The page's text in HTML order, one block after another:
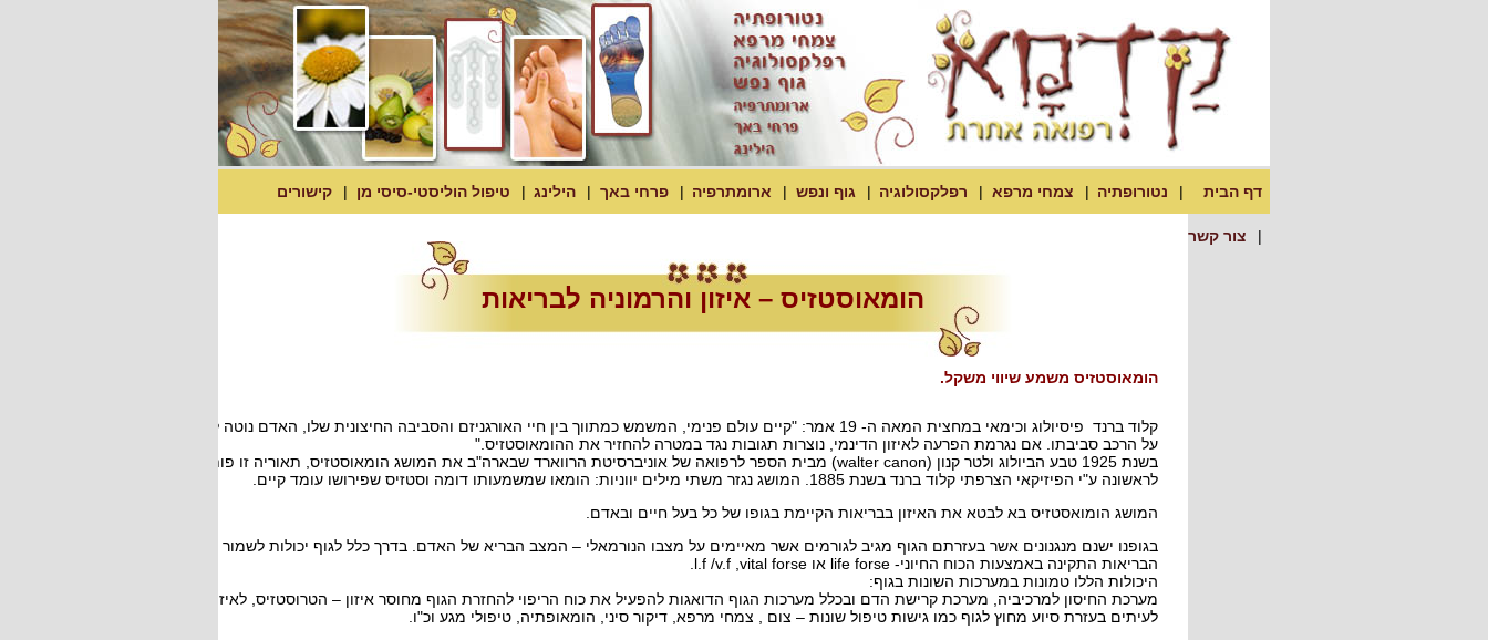
דף הבית נטורופתיה צמחי מרפא רפלקסולוגיה גוף ונפש ארומתרפיה פרחי באך הילינג טיפול הוליסטי-סיסי מן קישורים
צור קשר
הומאוסטזיס – איזון והרמוניה לבריאות
הומאוסטזיס משמע שיווי משקל.
קלוד ברנד פיסיולוג וכימאי במחצית המאה ה- 19 אמר: "קיים עולם פנימי, המשמש כמתווך בין חיי האורגניזם והסביבה החיצונית שלו, האדם נוטה לשמור
על הרכב סביבתו. אם נגרמת הפרעה לאיזון הדינמי, נוצרות תגובות נגד במטרה להחזיר את ההומאוסטזיס."
בשנת 1925 טבע הביולוג ולטר קנון (walter canon) מבית הספר לרפואה של אוניברסיטת הרווארד שבארה"ב את המושג הומאוסטזיס, תאוריה זו פותחה
לראשונה ע"י הפיזיקאי הצרפתי קלוד ברנד בשנת 1885. המושג נגזר משתי מילים יווניות: הומאו שמשמעותו דומה וסטזיס שפירושו עומד קיים.
המושג הומואסטזיס בא לבטא את האיזון בבריאות הקיימת בגופו של כל בעל חיים ובאדם.
בגופנו ישנם מנגנונים אשר בעזרתם הגוף מגיב לגורמים אשר מאיימים על מצבו הנורמאלי – המצב הבריא של האדם. בדרך כלל לגוף יכולות לשמור על
הבריאות התקינה באמצעות הכוח החיוני- life forse או l.f /v.f ,vital forse.
היכולות הללו טמונות במערכות השונות בגוף:
מערכת החיסון למרכיביה, מערכת קרישת הדם ובכלל מערכות הגוף הדואגות להפעיל את כוח הריפוי להחזרת הגוף מחוסר איזון – הטרוסטזיס, לאיזון
לעיתים בעזרת סיוע מחוץ לגוף כמו גישות טיפול שונות – צום , צמחי מרפא, דיקור סיני, הומאופתיה, טיפולי מגע וכ"ו.